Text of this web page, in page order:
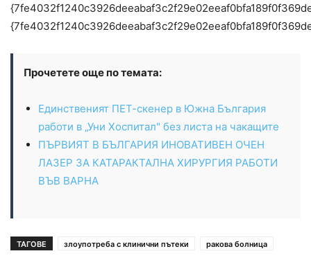
Прочетете още по темата:
Единственият ПЕТ-скенер в Южна България
работи в „Уни Хоспитал" без листа на чакащите
ПЪРВИЯТ В БЪЛГАРИЯ ИНОВАТИВЕН ОЧЕН
ЛАЗЕР ЗА КАТАРАКТАЛНА ХИРУРГИЯ РАБОТИ
ВЪВ ВАРНА
ТАГОВЕ злоупотреба с клинични пътеки ракова болница